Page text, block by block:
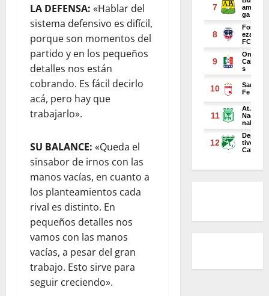
LA DEFENSA: «Hablar del
sistema defensivo es difícil,
porque son momentos del
partido y en los pequeños
detalles nos están
cobrando. Es fácil decirlo
acá, pero hay que
trabajarlo».
SU BALANCE: «Queda el
sinsabor de irnos con las
manos vacías, en cuanto a
los planteamientos cada
rival es distinto. En
pequeños detalles nos
vamos con las manos
vacías, a pesar del gran
trabajo. Esto sirve para
seguir creciendo».